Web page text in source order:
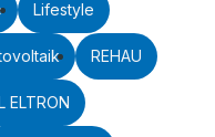
Lifestyle
REHAU
ELTRON